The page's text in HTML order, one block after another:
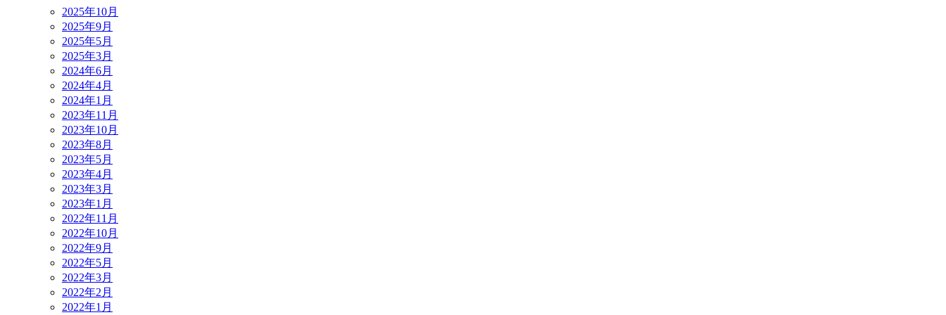
2025年10月
2025年9月
2025年5月
2025年3月
2024年6月
2024年4月
2024年1月
2023年11月
2023年10月
2023年8月
2023年5月
2023年4月
2023年3月
2023年1月
2022年11月
2022年10月
2022年9月
2022年5月
2022年3月
2022年2月
2022年1月